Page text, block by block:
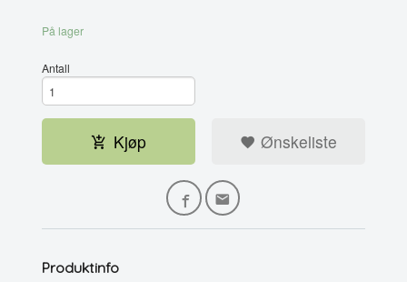
På lager
Antall
Kjøp Ønskeliste
Produktinfo